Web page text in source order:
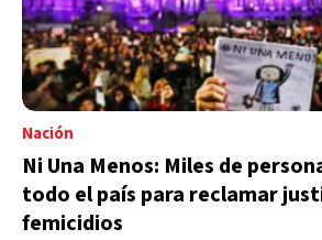
Nación
Ni Una Menos: Miles de
todo el país para reclamar
femicidios